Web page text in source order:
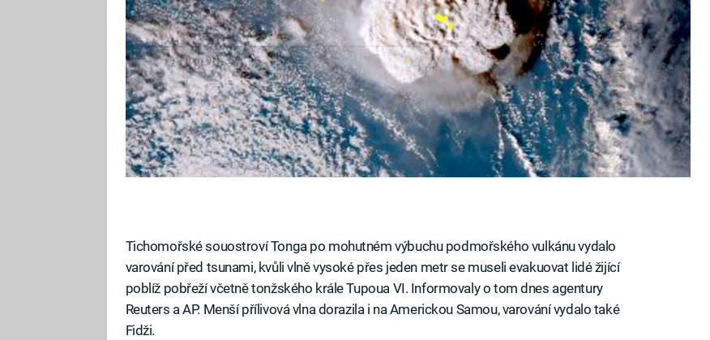
Tichomořské souostroví Tonga po mohutném výbuchu podmořského vulkánu vydalo
varování před tsunami, kvůli vlně vysoké přes jeden metr se museli evakuovat lidé žijící
poblíž pobřeží včetně tonžského krále Tupoua VI. Informovaly o tom dnes agentury
Reuters a AP. Menší přílivová vlna dorazila i na Americkou Samou, varování vydalo také
Fidži.